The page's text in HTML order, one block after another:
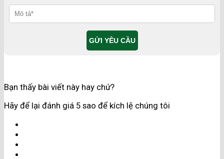
Bạn thấy bài viết này hay chứ?
Hãy để lại đánh giá 5 sao để kích lệ chúng tôi